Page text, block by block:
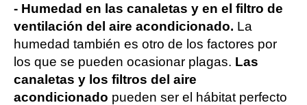
- Humedad en las canaletas y en el filtro de
ventilación del aire acondicionado. La
humedad también es otro de los factores por
los que se pueden ocasionar plagas. Las
canaletas y los filtros del aire
acondicionado pueden ser el hábitat perfecto